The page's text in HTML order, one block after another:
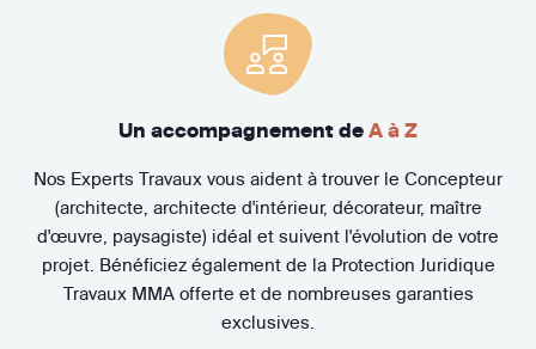
Un accompagnement de A à Z
Nos Experts Travaux vous aident à trouver le Concepteur
(architecte, architecte d'intérieur, décorateur, maître
d'œuvre, paysagiste) idéal et suivent l'évolution de votre
projet. Bénéficiez également de la Protection Juridique
Travaux MMA offerte et de nombreuses garanties
exclusives.